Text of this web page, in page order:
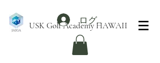
USK Golf Academy HAWAII
ログイン